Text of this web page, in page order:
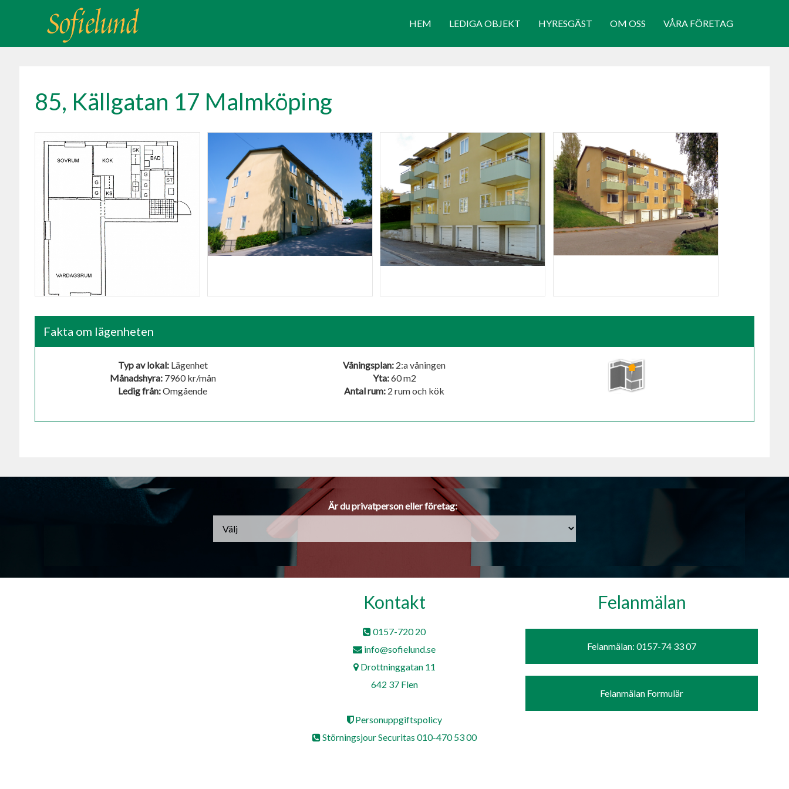
HEM LEDIGA OBJEKT HYRESGÄST OM OSS VÅRA FÖRETAG
85, Källgatan 17 Malmköping
Fakta om lägenheten
Typ av lokal:Lägenhet
Månadshyra:7960 kr/mån
Ledig från:Omgående
Våningsplan: 2:a våningen
Yta:60 m2
Antal rum: 2 rum och kök
Är du privatperson eller företag:
Kontakt
0157-720 20
info@sofielund.se
Drottninggatan 11
642 37 Flen
Personuppgiftspolicy
Störningsjour Securitas 010-470 53 00
Felanmälan
Felanmälan: 0157-74 33 07
Felanmälan Formulär